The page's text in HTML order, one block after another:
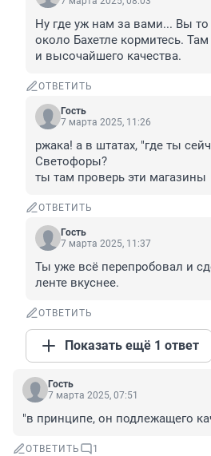
Ну где уж нам за вами... Вы
около Бахетле кормитесь.
и высочайшего качества.
ОТВЕТИТЬ
Гость
7 марта 2025, 11:26
ржака! а в штатах, "где ты
Светофоры?
ты там проверь эти магазины
ОТВЕТИТЬ
Гость
7 марта 2025, 11:37
Ты уже всё перепробовал и
ленте вкуснее.
ОТВЕТИТЬ
Показать ещё 1 ответ
Гость
7 марта 2025, 07:51
"в принципе, он подлежащего
ОТВЕТИТЬ 1